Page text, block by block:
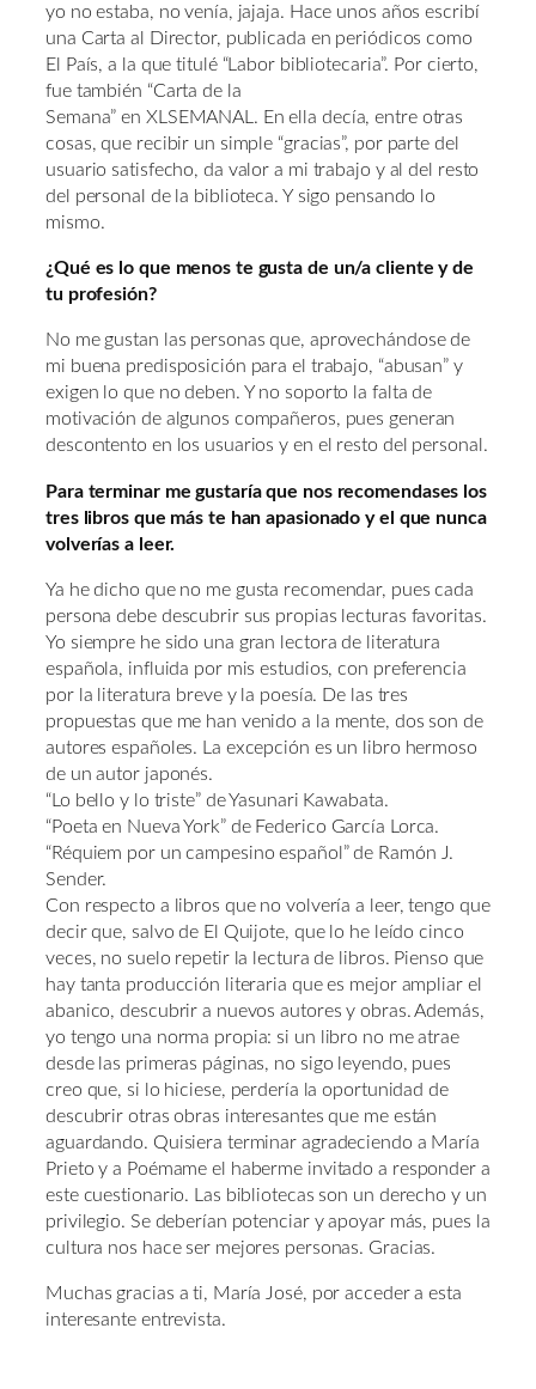
yo no estaba, no venía, jajaja. Hace unos años escribí
una Carta al Director, publicada en periódicos como
El País, a la que titulé “Labor bibliotecaria”. Por cierto,
fue también “Carta de la
Semana” en XLSEMANAL. En ella decía, entre otras
cosas, que recibir un simple “gracias”, por parte del
usuario satisfecho, da valor a mi trabajo y al del resto
del personal de la biblioteca. Y sigo pensando lo
mismo.
¿Qué es lo que menos te gusta de un/a cliente y de
tu profesión?
No me gustan las personas que, aprovechándose de
mi buena predisposición para el trabajo, “abusan” y
exigen lo que no deben. Y no soporto la falta de
motivación de algunos compañeros, pues generan
descontento en los usuarios y en el resto del personal.
Para terminar me gustaría que nos recomendases los
tres libros que más te han apasionado y el que nunca
volverías a leer.
Ya he dicho que no me gusta recomendar, pues cada
persona debe descubrir sus propias lecturas favoritas.
Yo siempre he sido una gran lectora de literatura
española, influida por mis estudios, con preferencia
por la literatura breve y la poesía. De las tres
propuestas que me han venido a la mente, dos son de
autores españoles. La excepción es un libro hermoso
de un autor japonés.
“Lo bello y lo triste” de Yasunari Kawabata.
“Poeta en Nueva York” de Federico García Lorca.
“Réquiem por un campesino español” de Ramón J.
Sender.
Con respecto a libros que no volvería a leer, tengo que
decir que, salvo de El Quijote, que lo he leído cinco
veces, no suelo repetir la lectura de libros. Pienso que
hay tanta producción literaria que es mejor ampliar el
abanico, descubrir a nuevos autores y obras. Además,
yo tengo una norma propia: si un libro no me atrae
desde las primeras páginas, no sigo leyendo, pues
creo que, si lo hiciese, perdería la oportunidad de
descubrir otras obras interesantes que me están
aguardando. Quisiera terminar agradeciendo a María
Prieto y a Poémame el haberme invitado a responder a
este cuestionario. Las bibliotecas son un derecho y un
privilegio. Se deberían potenciar y apoyar más, pues la
cultura nos hace ser mejores personas. Gracias.
Muchas gracias a ti, María José, por acceder a esta
interesante entrevista.